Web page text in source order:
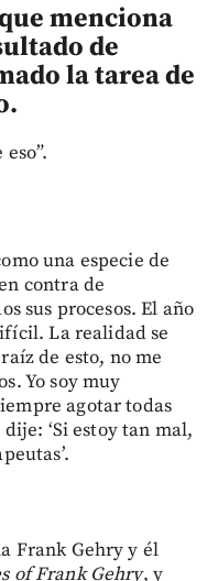
menciona
de
la tarea de
una especie de
contra de
sus procesos. El año
La realidad se
de esto, no me
Yo soy muy
agotar todas
‘Si estoy tan mal,
Frank Gehry y él
of Frank Gehry, y